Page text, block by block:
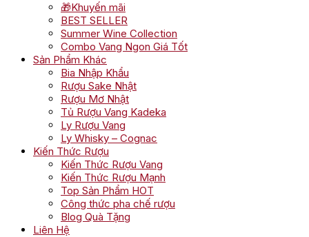
🎁Khuyến mãi
BEST SELLER
Summer Wine Collection
Combo Vang Ngon Giá Tốt
Sản Phẩm Khác
Bia Nhập Khẩu
Rượu Sake Nhật
Rượu Mơ Nhật
Tủ Rượu Vang Kadeka
Ly Rượu Vang
Ly Whisky – Cognac
Kiến Thức Rượu
Kiến Thức Rượu Vang
Kiến Thức Rượu Mạnh
Top Sản Phẩm HOT
Công thức pha chế rượu
Blog Quà Tặng
Liên Hệ